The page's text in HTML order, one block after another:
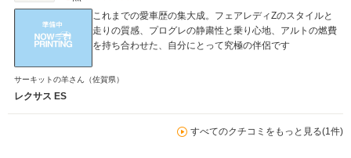
これまでの愛車歴の集大成。フェアレディZのスタイルと
走りの質感、プログレの静粛性と乗り心地、アルトの燃費
を持ち合わせた、自分にとって究極の伴侶です
サーキットの羊さん （佐賀県）
レクサス ES
すべてのクチコミをもっと見る(1件)